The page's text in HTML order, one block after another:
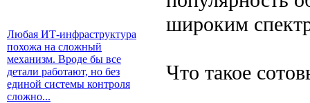
Любая ИТ-инфраструктура
похожа на сложный
механизм. Вроде бы все
детали работают, но без
единой системы контроля
сложно...
широким
Что такое